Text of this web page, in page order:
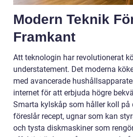
Modern Teknik
Framkant
Att teknologin har revolutionerat
understatement. Det moderna
med avancerade
internet för att erbjuda högre
Smarta kylskåp som håller koll på
föreslår recept, ugnar som kan
och tysta diskmaskiner som